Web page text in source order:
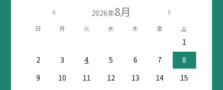
2026年8月
日 月 火 水 木 金 土
1
2
3 4 5 6 7
8
9
10 11 12 13 14
15